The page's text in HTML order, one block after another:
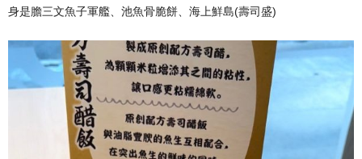
身是膽三文魚子軍艦、池魚骨脆餅、海上鮮島(壽司盛)